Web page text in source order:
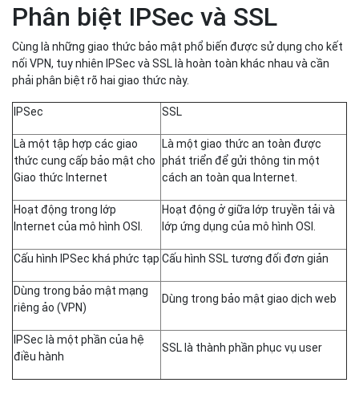
Phân biệt IPSec và SSL
Cùng là những giao thức bảo mật phổ biến được sử dụng cho kết
nối VPN, tuy nhiên IPSec và SSL là hoàn toàn khác nhau và cần
phải phân biệt rõ hai giao thức này.
IPSec SSL
Là một tập hợp các giao
thức cung cấp bảo mật cho
Giao thức Internet
phát triển để gửi thông tin một
cách an toàn qua Internet.
Hoạt động trong lớp
Hoạt động ở giữa lớp truyền tải và